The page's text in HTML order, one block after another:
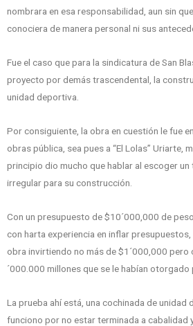
nombrara en esa responsabilidad, aun sin
conociera de manera personal ni sus
Fue el caso que para la sindicatura de San
proyecto por demás trascendental, la
unidad deportiva.
Por consiguiente, la obra en cuestión le fue
obras pública, sea pues a “El Lolas” Uriarte,
principio dio mucho que hablar al escoger
irregular para su construcción.
Con un presupuesto de $10´000,000 de
con harta experiencia en inflar
obra invirtiendo no más de $1´000,000
´000.000 millones que se le habían otorgado
La prueba ahí está, una cochinada de unidad
funciono por no estar terminada a cabalidad